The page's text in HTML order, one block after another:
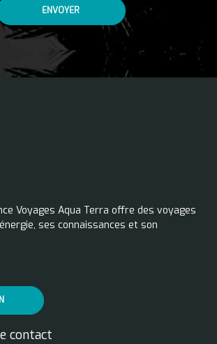
ENVOYER
Voyages Aqua Terra offre des voyages
ses connaissances et son
contact